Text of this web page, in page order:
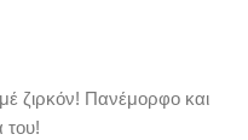
ζιρκόν! Πανέμορφο και
του!